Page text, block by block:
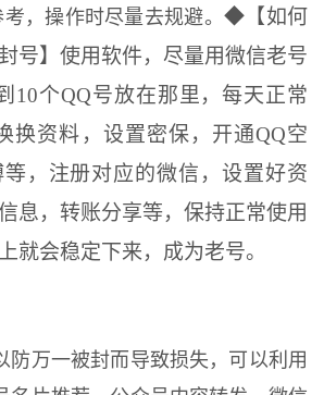
考，操作时尽量去规避。◆【如何
号】使用软件，尽量用微信老号
10个QQ号放在那里，每天正常
换资料，设置密保，开通QQ空
，注册对应的微信，设置好资
息，转账分享等，保持正常使用
就会稳定下来，成为老号。
防万一被封而导致损失，可以利用